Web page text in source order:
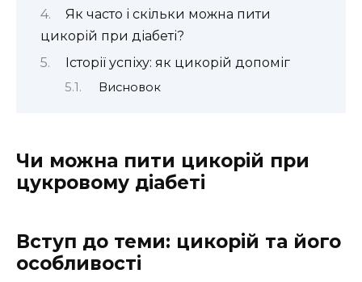
Як часто і скільки можна пити
цикорій при діабеті?
Історії успіху: як цикорій допоміг
Висновок
Чи можна пити цикорій при
цукровому діабеті
Вступ до теми: цикорій та його
особливості